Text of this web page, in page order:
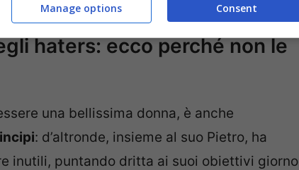
haters: ecco perché non le
una bellissima donna, è anche
: d’altronde, insieme al suo Pietro, ha
inutili, puntando dritta ai suoi obiettivi giorno
Consent
Manage options